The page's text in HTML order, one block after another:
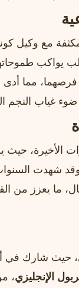
مع وكيل
يواكب
مما
ضوء غياب النجم
الأخيرة، حيث
وقد شهدت
ما يعزز من
حيث شارك في
الإنجليزي،